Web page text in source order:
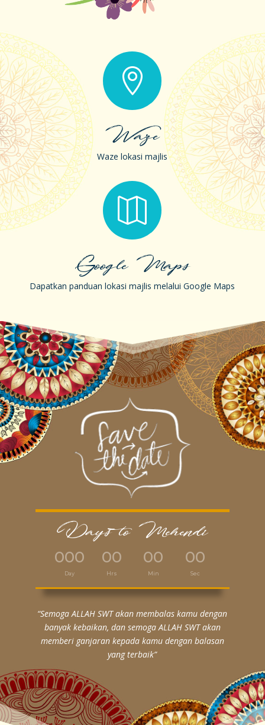

Waze
Waze lokasi majlis

Google Maps
Dapatkan panduan lokasi majlis melalui Google Maps
Days to Mehendi
000
Day
00
Hrs
00
Min
00
Sec
“Semoga ALLAH SWT akan membalas kamu dengan
banyak kebaikan, dan semoga ALLAH SWT akan
memberi ganjaran kepada kamu dengan balasan
yang terbaik”